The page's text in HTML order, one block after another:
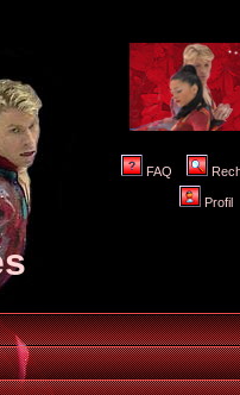
FAQ
Profil